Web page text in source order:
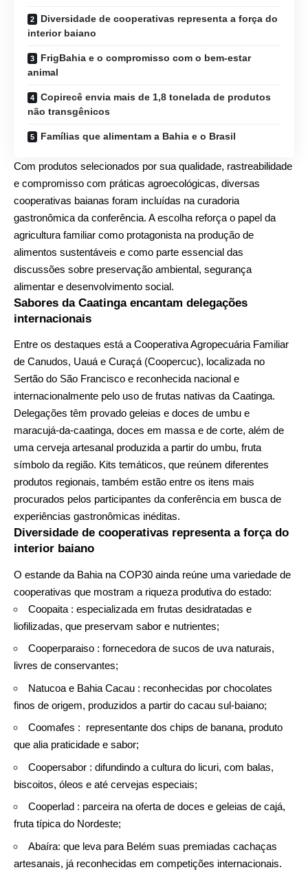
Diversidade de cooperativas representa a força do
interior baiano
FrigBahia e o compromisso com o bem-estar
animal
Copirecê envia mais de 1,8 tonelada de produtos
não transgênicos
Famílias que alimentam a Bahia e o Brasil
Com produtos selecionados por sua qualidade, rastreabilidade
e compromisso com práticas agroecológicas, diversas
cooperativas baianas foram incluídas na curadoria
gastronômica da conferência. A escolha reforça o papel da
agricultura familiar como protagonista na produção de
alimentos sustentáveis e como parte essencial das
discussões sobre preservação ambiental, segurança
alimentar e desenvolvimento social.
Sabores da Caatinga encantam delegações
internacionais
Entre os destaques está a Cooperativa Agropecuária Familiar
de Canudos, Uauá e Curaçá (Coopercuc), localizada no
Sertão do São Francisco e reconhecida nacional e
internacionalmente pelo uso de frutas nativas da Caatinga.
Delegações têm provado geleias e doces de umbu e
maracujá-da-caatinga, doces em massa e de corte, além de
uma cerveja artesanal produzida a partir do umbu, fruta
símbolo da região. Kits temáticos, que reúnem diferentes
produtos regionais, também estão entre os itens mais
procurados pelos participantes da conferência em busca de
experiências gastronômicas inéditas.
Diversidade de cooperativas representa a força do
interior baiano
O estande da Bahia na COP30 ainda reúne uma variedade de
cooperativas que mostram a riqueza produtiva do estado:
Coopaita : especializada em frutas desidratadas e
liofilizadas, que preservam sabor e nutrientes;
Cooperparaiso : fornecedora de sucos de uva naturais,
livres de conservantes;
Natucoa e Bahia Cacau : reconhecidas por chocolates
finos de origem, produzidos a partir do cacau sul-baiano;
Coomafes : representante dos chips de banana, produto
que alia praticidade e sabor;
Coopersabor : difundindo a cultura do licuri, com balas,
biscoitos, óleos e até cervejas especiais;
Cooperlad : parceira na oferta de doces e geleias de cajá,
fruta típica do Nordeste;
Abaíra: que leva para Belém suas premiadas cachaças
artesanais, já reconhecidas em competições internacionais.